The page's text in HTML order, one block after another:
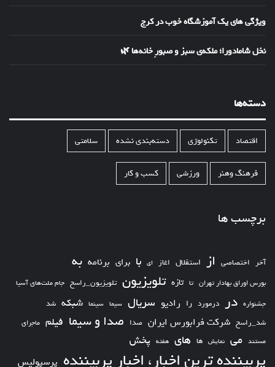
ویژگی های یک آموزشگاه خوب در کرج
نخل شامادورا؛ ملکه‌ی سبز و صبورِ خانه‌ها 🌿
دسته‌ها
اقتصاد تکنولوژی دسته‌بندی نشده سلامتی
فرهنگ وهنر ورزشی کسب و کار
برچسب ها
آخر اختصاصی از استقلال اغاز ای با برای برنامه به
بورس اوراق بهادار تهران تا تازه تلویزیون تلویزیون_راسخ جام ملت‌های آسیا
جشنواره در درمورد را رادیو سریال سیما سینما شبکه شد
شد_راسخ شرکت فرابورس ایران صدا صدا و سیما فیلم ماجرای
مستند می نمایش ها های هفته پخش
پربیننده ترین اخبار، اخبار پربیننده پرسپولیس